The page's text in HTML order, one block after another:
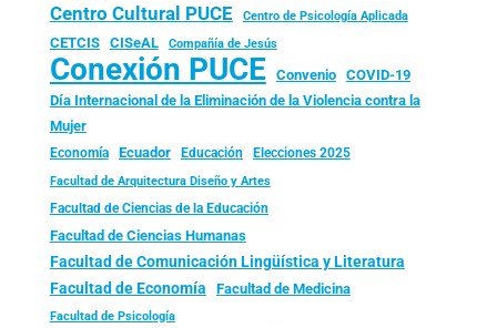
Centro Cultural PUCE Centro de Psicología Aplicada
CETCIS CISeAL Compañía de Jesús
Conexión PUCE Convenio
COVID-19
Día Internacional de la Eliminación de la Violencia contra la
Mujer
Economía Ecuador Educación Elecciones 2025
Facultad de Arquitectura Diseño y Artes
Facultad de Ciencias de la Educación
Facultad de Ciencias Humanas
Facultad de Comunicación Lingüística y Literatura
Facultad de Economía Facultad de Medicina
Facultad de Psicología